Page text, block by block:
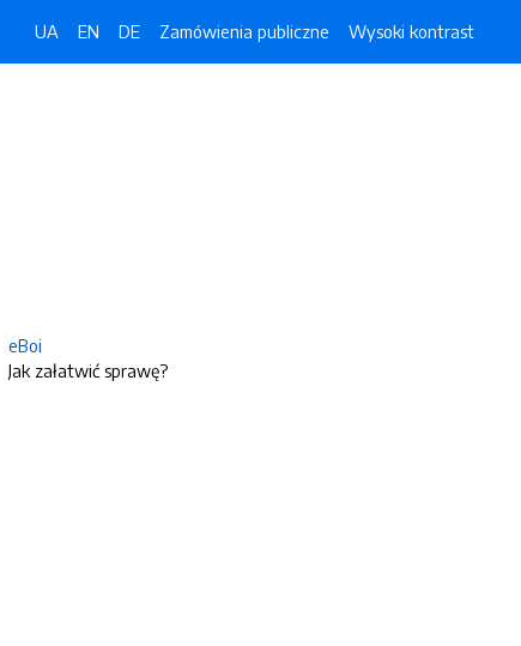
UA EN DE Zamówienia publiczne Wysoki kontrast
eBoi
Jak załatwić sprawę?